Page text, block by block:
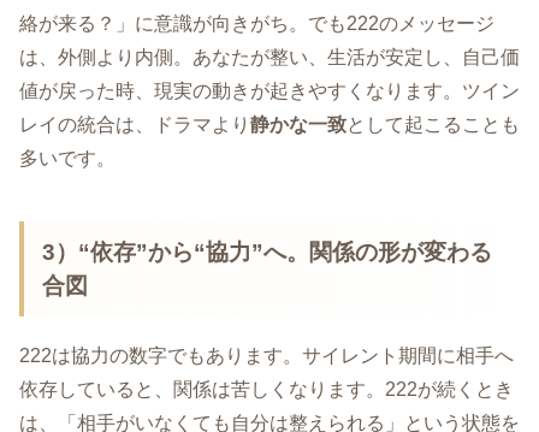
絡が来る？」に意識が向きがち。でも222のメッセージ
は、外側より内側。あなたが整い、生活が安定し、自己価
値が戻った時、現実の動きが起きやすくなります。ツイン
レイの統合は、ドラマより 静かな一致として起こることも
多いです。
3）“依存”から“協力”へ。関係の形が変わる
合図
222は協力の数字でもあります。サイレント期間に相手へ
依存していると、関係は苦しくなります。222が続くとき
は、「相手がいなくても自分は整えられる」という状態を